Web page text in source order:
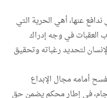
عنها، أهي الحرية التي
العقبات في وجه إدراك
لتحديد رغباته وتحقيق
أمامه مجال الإبداع
في إطار محكم يضمن حق